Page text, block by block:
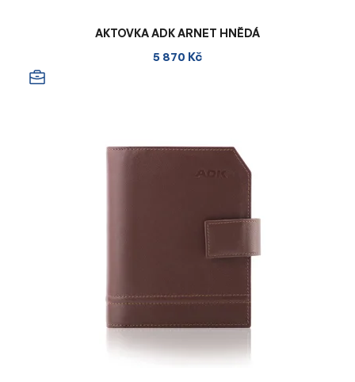
AKTOVKA ADK ARNET HNĚDÁ
5 870 Kč